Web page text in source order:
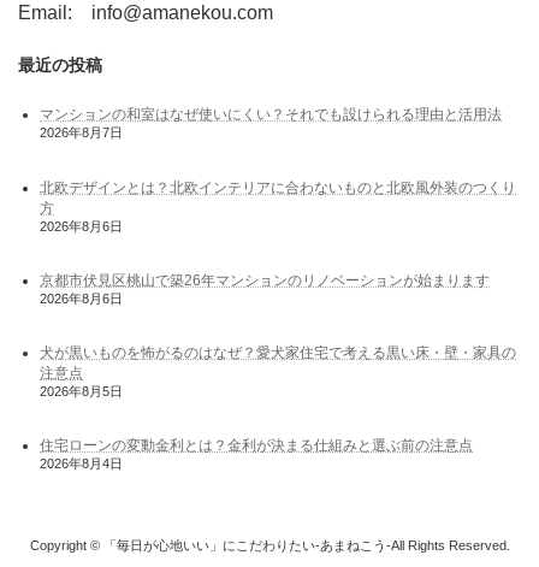
Email: info@amanekou.com
最近の投稿
マンションの和室はなぜ使いにくい？それでも設けられる理由と活用法
2026年8月7日
北欧デザインとは？北欧インテリアに合わないものと北欧風外装のつくり
方
2026年8月6日
京都市伏見区桃山で築26年マンションのリノベーションが始まります
2026年8月6日
犬が黒いものを怖がるのはなぜ？愛犬家住宅で考える黒い床・壁・家具の
注意点
2026年8月5日
住宅ローンの変動金利とは？金利が決まる仕組みと選ぶ前の注意点
2026年8月4日
Copyright © 「毎日が心地いい」にこだわりたい-あまねこう-All Rights Reserved.